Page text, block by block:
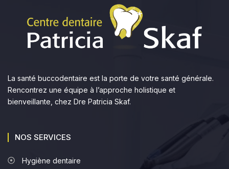
La santé buccodentaire est la porte de votre santé générale.
Rencontrez une équipe à l’approche holistique et
bienveillante, chez Dre Patricia Skaf.
NOS SERVICES
Hygiène dentaire